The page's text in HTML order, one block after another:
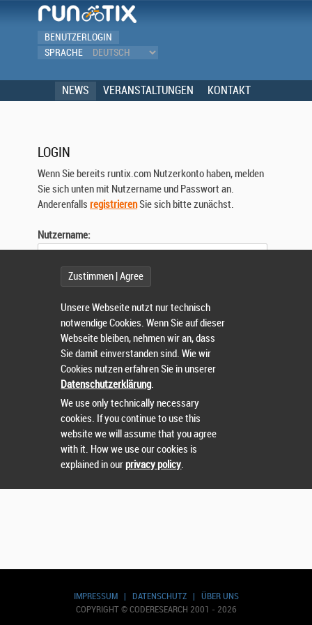
BENUTZERLOGIN
SPRACHE
NEWS VERANSTALTUNGEN KONTAKT
IMPRESSUM| DATENSCHUTZ| ÜBER UNS
COPYRIGHT © CODERESEARCH 2001 - 2026
LOGIN
Wenn Sie bereits runtix.com Nutzerkonto haben, melden
Sie sich unten mit Nutzername und Passwort an.
Anderenfalls registrierenSie sich bitte zunächst.
Nutzername:
Passwort:
NutzernameoderPasswortvergessen?
Sie können sich nicht einloggen? Kontaktieren Sie uns
unter:sts@runtix.com
Zustimmen | Agree
Unsere Webseite nutzt nur technisch
notwendige Cookies. Wenn Sie auf dieser
Webseite bleiben, nehmen wir an, dass
Sie damit einverstanden sind. Wie wir
Cookies nutzen erfahren Sie in unserer
Datenschutzerklärung.
We use only technically necessary
cookies. If you continue to use this
website we will assume that you agree
with it. How we use our cookies is
explained in ourprivacy policy.